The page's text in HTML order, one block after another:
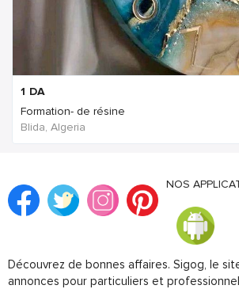
1 DA
Formation- de résine
Blida, Algeria
NOS
Découvrez de bonnes affaires. Sigog, le
annonces pour particuliers et